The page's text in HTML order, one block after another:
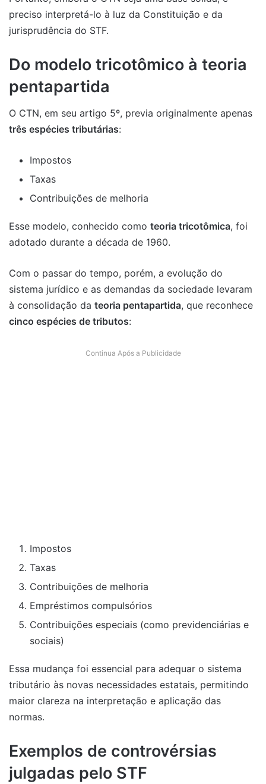
preciso interpretá-lo à luz da Constituição e da
jurisprudência do STF.
Do modelo tricotômico à teoria
pentapartida
O CTN, em seu artigo 5º, previa originalmente apenas
três espécies tributárias:
Impostos
Taxas
Contribuições de melhoria
Esse modelo, conhecido como teoria tricotômica, foi
adotado durante a década de 1960.
Com o passar do tempo, porém, a evolução do
sistema jurídico e as demandas da sociedade levaram
à consolidação da teoria pentapartida, que reconhece
cinco espécies de tributos:
Continua Após a Publicidade
Impostos
Taxas
Contribuições de melhoria
Empréstimos compulsórios
Contribuições especiais (como previdenciárias e
sociais)
Essa mudança foi essencial para adequar o sistema
tributário às novas necessidades estatais, permitindo
maior clareza na interpretação e aplicação das
normas.
Exemplos de controvérsias
julgadas pelo STF